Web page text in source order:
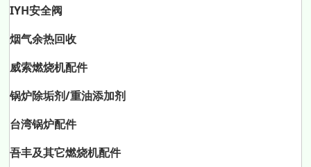
IYH安全阀
烟气余热回收
威索燃烧机配件
锅炉除垢剂/重油添加剂
台湾锅炉配件
吾丰及其它燃烧机配件